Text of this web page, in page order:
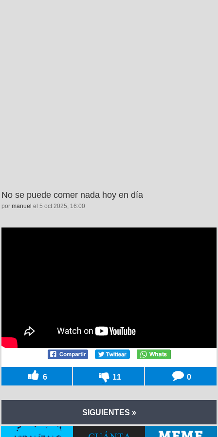
No se puede comer nada hoy en día
por manuel el 5 oct 2025, 16:00
6 11 0
SIGUIENTES »